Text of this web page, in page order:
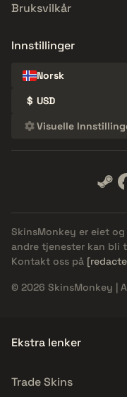
Bruksvilkår
Innstillinger
Norsk
$ USD
Visuelle
SkinsMonkey er eiet
andre tjenester kan bli
Kontakt oss på
© 2026 SkinsMonkey |
Ekstra lenker
Trade Skins